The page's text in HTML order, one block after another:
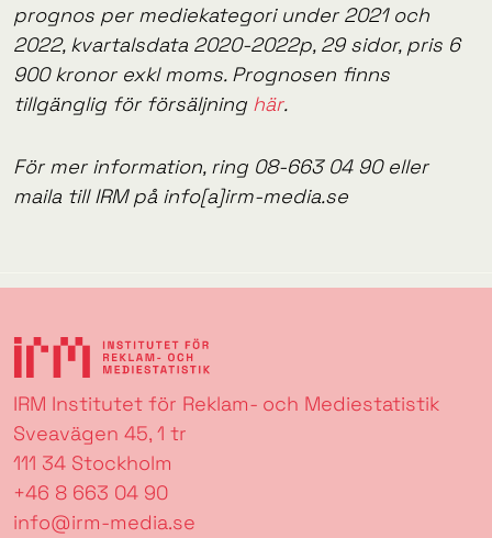
prognos per mediekategori under 2021 och
2022, kvartalsdata 2020-2022p, 29 sidor, pris 6
900 kronor exkl moms. Prognosen finns
tillgänglig för försäljning här.
För mer information, ring 08-663 04 90 eller
maila till IRM på info[a]irm-media.se
IRM Institutet för Reklam- och Mediestatistik
Sveavägen 45, 1 tr
111 34 Stockholm
+46 8 663 04 90
info@irm-media.se